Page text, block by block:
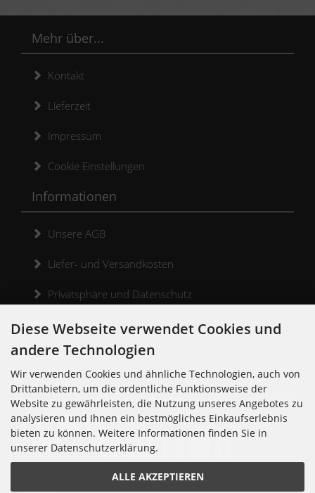
Mehr über...
Kontakt
Lieferzeit
Impressum
Cookie Einstellungen
Informationen
Unsere AGB
Liefer- und Versandkosten
Privatsphäre und Datenschutz
Widerrufsrecht
Widerrufsformular
Kontakt
Diese Webseite verwendet Cookies und
andere Technologien
Wir verwenden Cookies und ähnliche Technologien, auch von
Drittanbietern, um die ordentliche Funktionsweise der
Website zu gewährleisten, die Nutzung unseres Angebotes zu
analysieren und Ihnen ein bestmögliches Einkaufserlebnis
bieten zu können. Weitere Informationen finden Sie in
unserer Datenschutzerklärung.
ALLE AKZEPTIEREN